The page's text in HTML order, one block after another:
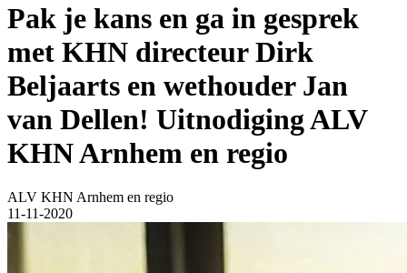
Pak je kans en ga in gesprek
met KHN directeur Dirk
Beljaarts en wethouder Jan
van Dellen! Uitnodiging ALV
KHN Arnhem en regio
ALV KHN Arnhem en regio
11-11-2020